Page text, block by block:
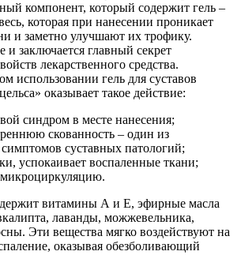
компонент, который содержит гель –
которая при нанесении проникает
и заметно улучшают их трофику.
и заключается главный секрет
лекарственного средства.
использовании гель для суставов
оказывает такое действие:
синдром в месте нанесения;
скованность – один из
симптомов суставных патологий;
успокаивает воспаленные ткани;
витамины А и Е, эфирные масла
лаванды, можжевельника,
Эти вещества мягко воздействуют на
оказывая обезболивающий